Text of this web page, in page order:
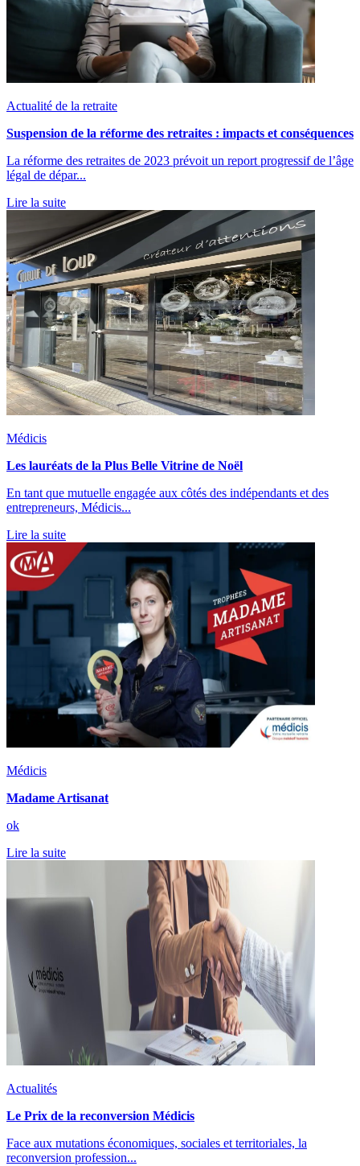
Actualité de la retraite
Suspension de la réforme des retraites : impacts et conséquences
La réforme des retraites de 2023 prévoit un report progressif de l’âge
légal de dépar...
Lire la suite
Médicis
Les lauréats de la Plus Belle Vitrine de Noël
En tant que mutuelle engagée aux côtés des indépendants et des
entrepreneurs, Médicis...
Lire la suite
Médicis
Madame Artisanat
ok
Lire la suite
Actualités
Le Prix de la reconversion Médicis
Face aux mutations économiques, sociales et territoriales, la
reconversion profession...